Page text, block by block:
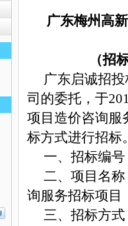
广东梅州高
（招
广东启诚招
司的委托，于
项目造价咨询服
标方式进行招标
一、招标编号
二、项目名
询服务招标项目
三、招标方